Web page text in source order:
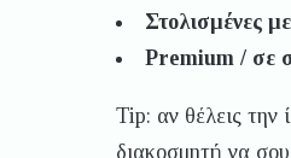
Στολισμένες
Premium / σε
Tip: αν θέλεις την
διακοσμητή να σου